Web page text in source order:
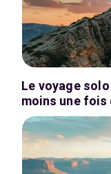
Le voyage
moins une fois